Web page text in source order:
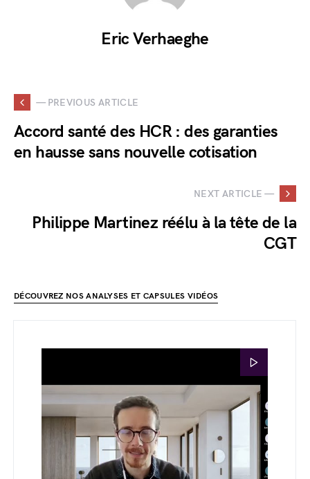
Eric Verhaeghe
— PREVIOUS ARTICLE
Accord santé des HCR : des garanties
en hausse sans nouvelle cotisation
NEXT ARTICLE —
Philippe Martinez réélu à la tête de la
CGT
DÉCOUVREZ NOS ANALYSES ET CAPSULES VIDÉOS